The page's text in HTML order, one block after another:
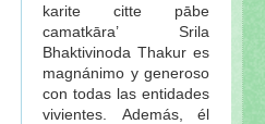
karite citte pābe
camatkāra’ Srila
Bhaktivinoda Thakur es
magnánimo y generoso
con todas las entidades
vivientes. Además, él